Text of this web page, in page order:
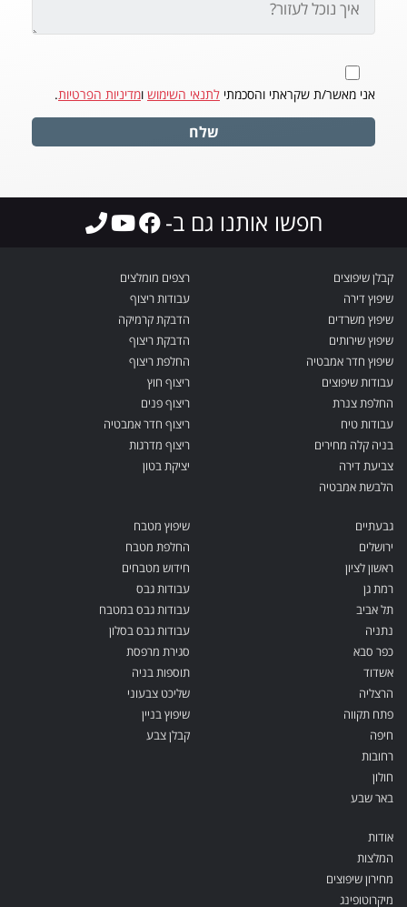
אני מאשר/ת שקראתי והסכמתי לתנאי השימוש ומדיניות הפרטיות.
שלח
חפשו אותנו גם ב-
קבלן שיפוצים
שיפוץ דירה
שיפוץ משרדים
שיפוץ שירותים
שיפוץ חדר אמבטיה
עבודות שיפוצים
החלפת צנרת
עבודות טיח
בניה קלה מחירים
צביעת דירה
הלבשת אמבטיה
רצפים מומלצים
עבודות ריצוף
הדבקת קרמיקה
הדבקת ריצוף
החלפת ריצוף
ריצוף חוץ
ריצוף פנים
ריצוף חדר אמבטיה
ריצוף מדרגות
יציקת בטון
גבעתיים
ירושלים
ראשון לציון
רמת גן
תל אביב
נתניה
כפר סבא
אשדוד
הרצליה
פתח תקווה
חיפה
רחובות
חולון
באר שבע
שיפוץ מטבח
החלפת מטבח
חידוש מטבחים
עבודות גבס
עבודות גבס במטבח
עבודות גבס בסלון
סגירת מרפסת
תוספות בניה
שליכט צבעוני
שיפוץ בניין
קבלן צבע
אודות
המלצות
מחירון שיפוצים
מיקרוטופינג